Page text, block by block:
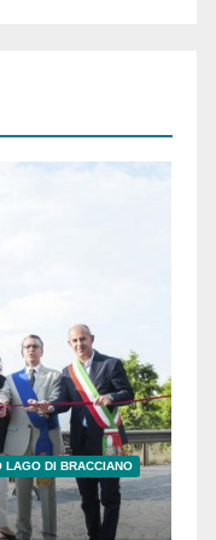
LAGO DI BRACCIANO